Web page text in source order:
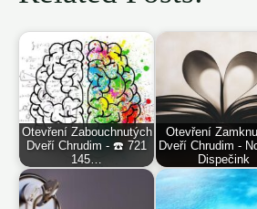
Otevření Zabouchnutých
Dveří Chrudim - ☎️ 721
145…
Otevření
Dveří Chrudim -
Dispečink